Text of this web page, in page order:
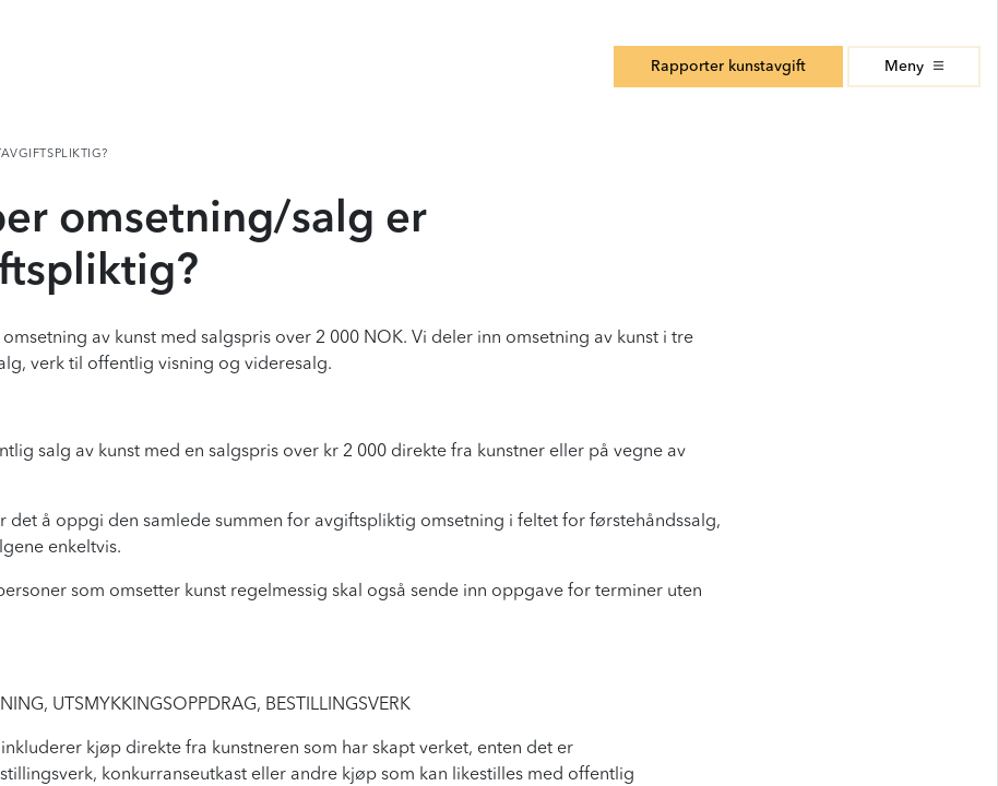
Rapporter kunstavgift Meny
omsetning/salg er
av kunst med salgspris over 2 000 NOK. Vi deler inn omsetning av kunst i tre
verk til offentlig visning og videresalg.
salg av kunst med en salgspris over kr 2 000 direkte fra kunstner eller på vegne av
det å oppgi den samlede summen for avgiftspliktig omsetning i feltet for førstehåndssalg,
enkeltvis.
som omsetter kunst regelmessig skal også sende inn oppgave for terminer uten
UTSMYKKINGSOPPDRAG, BESTILLINGSVERK
kjøp direkte fra kunstneren som har skapt verket, enten det er
konkurranseutkast eller andre kjøp som kan likestilles med offentlig